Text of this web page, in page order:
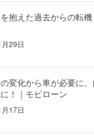
抱えた過去からの転
29日
変化から車が必要に
！｜モビローン
17日